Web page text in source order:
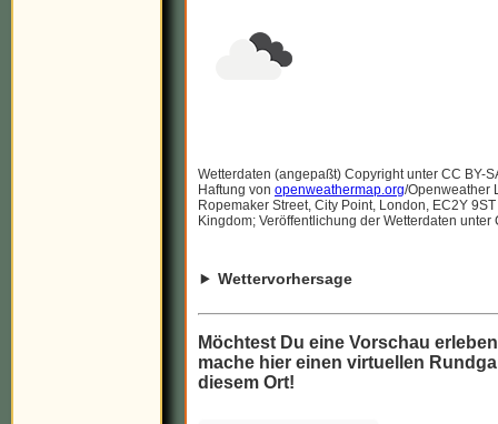
Wetterdaten (angepaßt) Copyright unter CC BY-
Haftung von openweathermap.org/Openweather
Ropemaker Street, City Point, London, EC2Y
Kingdom; Veröffentlichung der Wetterdaten unter
Wettervorhersage
Möchtest Du eine Vorschau
mache hier einen virtuellen
diesem Ort!